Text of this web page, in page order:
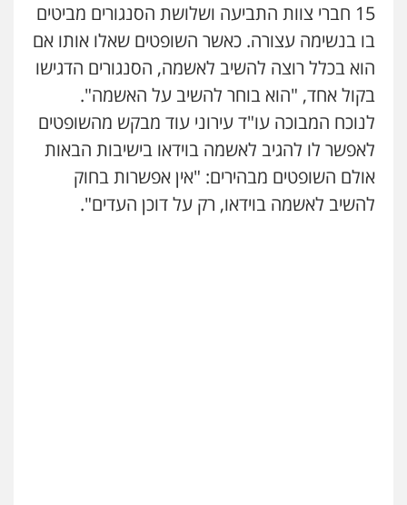
פלילי כלכלי פשיעה חמורה מעצרים
וחקירות
0525199949
עו"ד אמיר נאטור
פלילי פשיעה חמורה צווארון לבן מעצרים
0543326767
15 חברי צוות התביעה ושלושת הסנגורים מביטים
בו בנשימה עצורה. כאשר השופטים שאלו אותו אם
הוא בכלל רוצה להשיב לאשמה, הסנגורים הדגישו
בקול אחד, "הוא בוחר להשיב על האשמה".
לנוכח המבוכה עו"ד עירוני עוד מבקש מהשופטים
לאפשר לו להגיב לאשמה בוידאו בישיבות הבאות
אולם השופטים מבהירים: "אין אפשרות בחוק
להשיב לאשמה בוידאו, רק על דוכן העדים".